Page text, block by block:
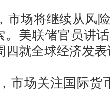
场将继续从风险
。美联储官员讲
四就全球经济发
场关注国际货